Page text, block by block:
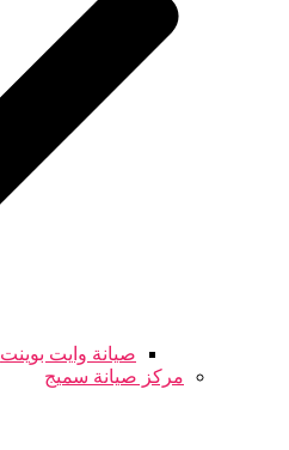
صيانة وايت بوينت
مركز صيانة سميج